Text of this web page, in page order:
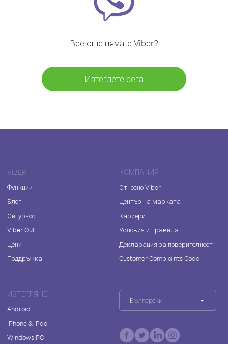
Все още нямате Viber?
Изтеглете сега
VIBER
Функции
Блог
Сигурност
Viber Out
Цени
Поддръжка
КОМПАНИЯ
Относно Viber
Център на марката
Кариери
Условия и правила
Декларация за поверителност
Customer Complaints Code
ИЗТЕГЛЯНЕ
Android
iPhone & iPad
Windows PC
Български